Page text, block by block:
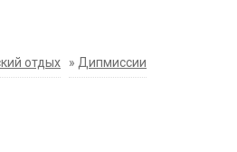
отдых » Дипмиссии